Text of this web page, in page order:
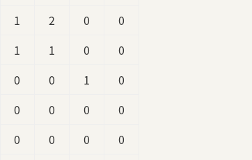
1 2 0
0
1 1 0
0
0 0 1
0
0 0 0
0
0 0 0
0